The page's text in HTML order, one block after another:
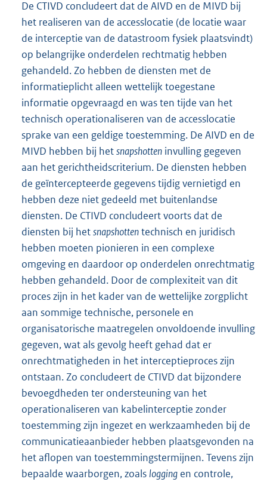
De CTIVD concludeert dat de AIVD en de MIVD bij
het realiseren van de accesslocatie (de locatie waar
de interceptie van de datastroom fysiek plaatsvindt)
op belangrijke onderdelen rechtmatig hebben
gehandeld. Zo hebben de diensten met de
informatieplicht alleen wettelijk toegestane
informatie opgevraagd en was ten tijde van het
technisch operationaliseren van de accesslocatie
sprake van een geldige toestemming. De AIVD en de
MIVD hebben bij hetsnapshotten invulling gegeven
aan het gerichtheidscriterium. De diensten hebben
de geïntercepteerde gegevens tijdig vernietigd en
hebben deze niet gedeeld met buitenlandse
diensten. De CTIVD concludeert voorts dat de
diensten bij hetsnapshottentechnisch en juridisch
hebben moeten pionieren in een complexe
omgeving en daardoor op onderdelen onrechtmatig
hebben gehandeld. Door de complexiteit van dit
proces zijn in het kader van de wettelijke zorgplicht
aan sommige technische, personele en
organisatorische maatregelen onvoldoende invulling
gegeven, wat als gevolg heeft gehad dat er
onrechtmatigheden in het interceptieproces zijn
ontstaan. Zo concludeert de CTIVD dat bijzondere
bevoegdheden ter ondersteuning van het
operationaliseren van kabelinterceptie zonder
toestemming zijn ingezet en werkzaamheden bij de
communicatieaanbieder hebben plaatsgevonden na
het aflopen van toestemmingstermijnen. Tevens zijn
bepaalde waarborgen, zoals logging en controle,